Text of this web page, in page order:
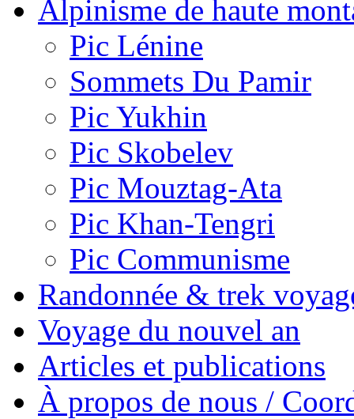
Alpinisme de haute
Pic Lénine
Sommets Du Pamir
Pic Yukhin
Pic Skobelev
Pic Mouztag-Ata
Pic Khan-Tengri
Pic Communisme
Randonnée & trek
Voyage du nouvel an
Articles et publications
À propos de nous /